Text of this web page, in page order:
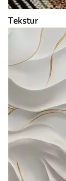
Tekstur